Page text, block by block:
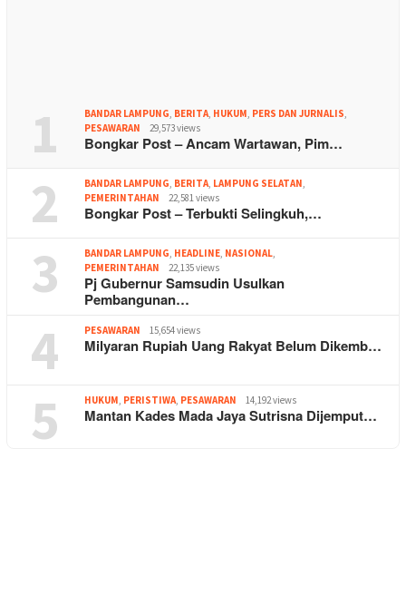
1 BANDAR LAMPUNG, BERITA, HUKUM, PERS DAN JURNALIS,
PESAWARAN
29,573 views
Bongkar Post – Ancam Wartawan, Pim…
2 BANDAR LAMPUNG, BERITA, LAMPUNG SELATAN,
PEMERINTAHAN
22,581 views
Bongkar Post – Terbukti Selingkuh,…
3 BANDAR LAMPUNG, HEADLINE, NASIONAL,
PEMERINTAHAN
22,135 views
Pj Gubernur Samsudin Usulkan
Pembangunan…
4 PESAWARAN 15,654 views
Milyaran Rupiah Uang Rakyat Belum Dikemb…
5 HUKUM, PERISTIWA, PESAWARAN 14,192 views
Mantan Kades Mada Jaya Sutrisna Dijemput…